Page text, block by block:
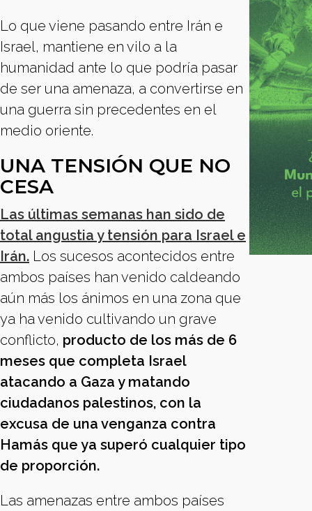
Lo que viene pasando entre Irán e
Israel, mantiene en vilo a la
humanidad ante lo que podría pasar
de ser una amenaza, a convertirse en
una guerra sin precedentes en el
medio oriente.
UNA TENSIÓN QUE NO
CESA
Las últimas semanas han sido de
total angustia y tensión para Israel e
Irán. Los sucesos acontecidos entre
ambos países han venido caldeando
aún más los ánimos en una zona que
ya ha venido cultivando un grave
conflicto, producto de los más de 6
meses que completa Israel
atacando a Gaza y matando
ciudadanos palestinos, con la
excusa de una venganza contra
Hamás que ya superó cualquier tipo
de proporción.
Las amenazas entre ambos países